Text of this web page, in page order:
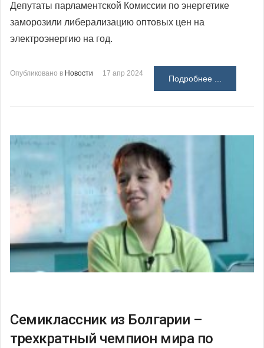
Депутаты парламентской Комиссии по энергетике
заморозили либерализацию оптовых цен на
электроэнергию на год.
Опубликовано в Новости 17 апр 2024
Подробнее ...
Семиклассник из Болгарии –
трехкратный чемпион мира по